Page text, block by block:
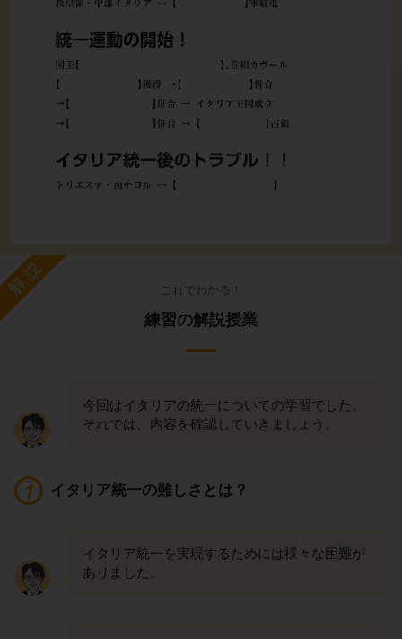
解説 これでわかる！
練習の解説授業
今回はイタリアの統一についての学習でした。
それでは、内容を確認していきましょう。
イタリア統一の難しさとは？
イタリア統一を実現するためには様々な困難が
ありました。